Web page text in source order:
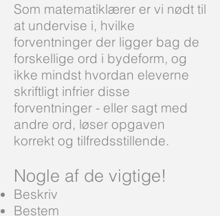
Som matematiklærer er vi nødt til
at undervise i, hvilke
forventninger der ligger bag de
forskellige ord i bydeform, og
ikke mindst hvordan eleverne
skriftligt infrier disse
forventninger - eller sagt med
andre ord, løser opgaven
korrekt og tilfredsstillende.
Nogle af de vigtige!
Beskriv
Bestem